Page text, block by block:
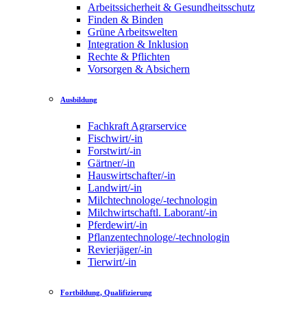
Arbeitssicherheit & Gesundheitsschutz
Finden & Binden
Grüne Arbeitswelten
Integration & Inklusion
Rechte & Pflichten
Vorsorgen & Absichern
Ausbildung
Fachkraft Agrarservice
Fischwirt/-in
Forstwirt/-in
Gärtner/-in
Hauswirtschafter/-in
Landwirt/-in
Milchtechnologe/-technologin
Milchwirtschaftl. Laborant/-in
Pferdewirt/-in
Pflanzentechnologe/-technologin
Revierjäger/-in
Tierwirt/-in
Fortbildung, Qualifizierung